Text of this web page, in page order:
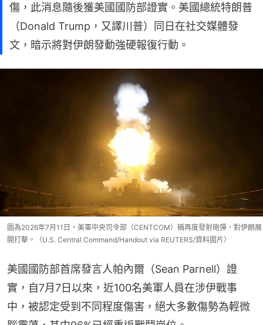
傷，此消息隨後獲美國國防部證實。美國總統特朗普
（Donald Trump，又譯川普）同日在社交媒體發
文，暗示將對伊朗發動強硬報復行動。
圖為2026年7月11日，美軍中央司令部（CENTCOM）稱再度發射砲彈，對伊朗展
開打擊。（U.S. Central Command/Handout via REUTERS/資料圖片）
美國國防部首席發言人帕內爾（Sean Parnell）證
實，自7月7日以來，近100名美軍人員在涉伊戰事
中，被認定受到不同程度傷害，絕大多數傷勢為輕微